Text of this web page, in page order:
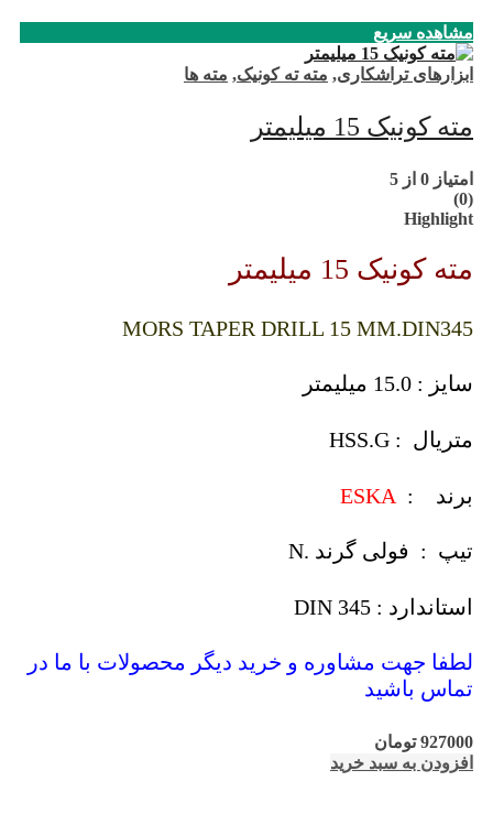
مشاهده سریع
ابزارهای تراشکاری, مته ته کونیک, مته ها
مته کونیک 15 میلیمتر
امتیاز 0 از 5
(0)
Highlight
مته کونیک 15 میلیمتر
MORS TAPER DRILL 15 MM.DIN345
سایز : 15.0 میلیمتر
متریال : HSS.G
برند : ESKA
تیپ : فولی گرند .N
استاندارد : DIN 345
لطفا جهت مشاوره و خرید دیگر محصولات با ما در
تماس باشید
927000 تومان
افزودن به سبد خرید